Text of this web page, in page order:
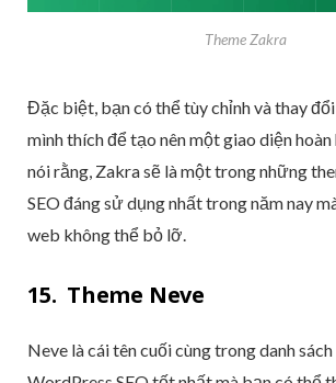
Theme Zakra
Đặc biệt, bạn có thể tùy chỉnh và thay
mình thích để tạo nên một giao diện
nói rằng, Zakra sẽ là một trong những
SEO đáng sử dụng nhất trong năm nay
web không thể bỏ lỡ.
15. Theme Neve
Neve là cái tên cuối cùng trong danh